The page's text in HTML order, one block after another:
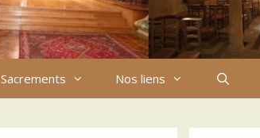
Sacrements
Nos liens